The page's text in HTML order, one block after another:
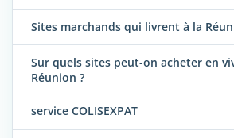
Sites marchands qui livrent à la
Sur quels sites peut-on acheter en
Réunion ?
service COLISEXPAT